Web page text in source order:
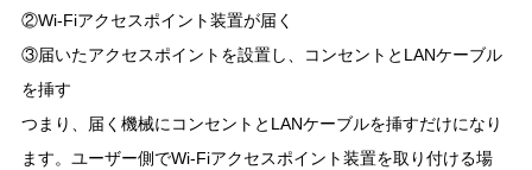
②Wi-Fiアクセスポイント装置が届く
③届いたアクセスポイントを設置し、コンセントとLANケーブル
を挿す
つまり、届く機械にコンセントとLANケーブルを挿すだけになり
ます。ユーザー側でWi-Fiアクセスポイント装置を取り付ける場